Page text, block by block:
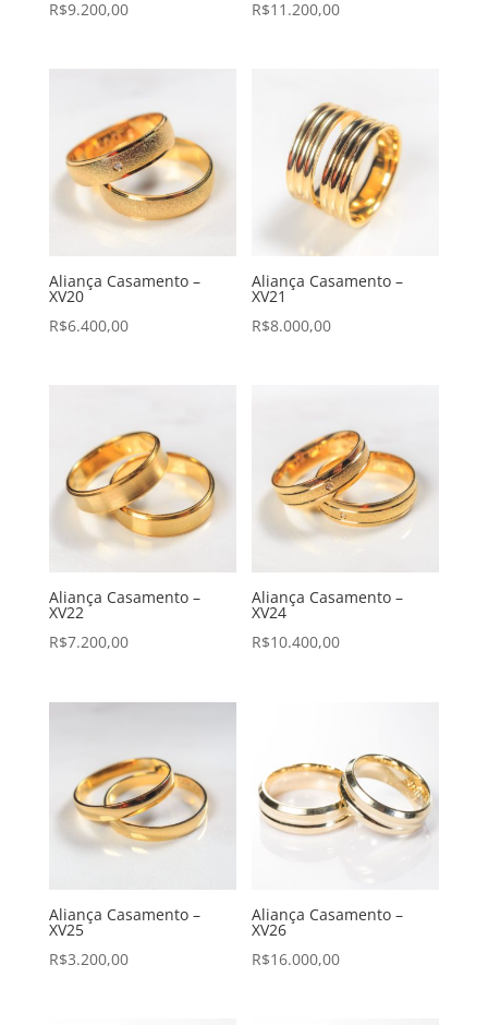
R$9.200,00
R$11.200,00
Aliança Casamento –
XV20
R$6.400,00
Aliança Casamento –
XV21
R$8.000,00
Aliança Casamento –
XV22
R$7.200,00
Aliança Casamento –
XV24
R$10.400,00
Aliança Casamento –
XV25
R$3.200,00
Aliança Casamento –
XV26
R$16.000,00